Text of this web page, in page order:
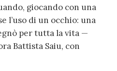
giocando con una
l’uso di un occhio: una
per tutta la vita —
Battista Saiu, con